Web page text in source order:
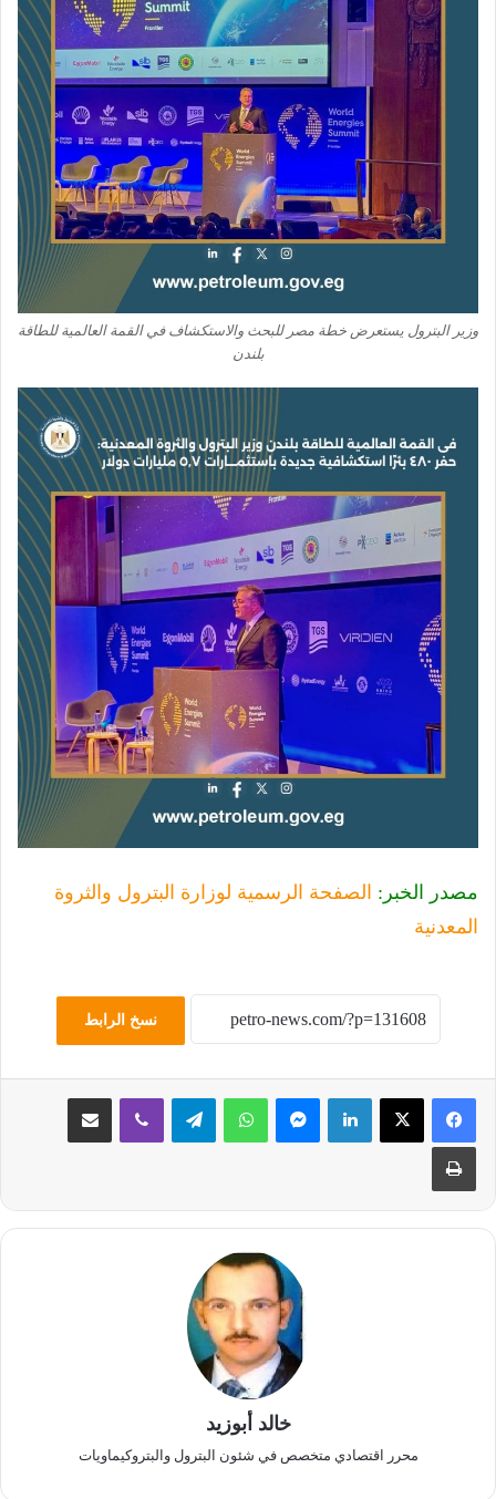
وزير البترول يستعرض خطة مصر للبحث والاستكشاف في القمة العالمية للطاقة
بلندن
مصدر الخبر: الصفحة الرسمية لوزارة البترول والثروة
المعدنية
نسخ الرابط
لينكدإن ماسنجر واتساب تيلقرام ڤايبر مشاركة عبر البريد
طباعة
خالد أبوزيد
محرر اقتصادي متخصص في شئون البترول والبتروكيماويات